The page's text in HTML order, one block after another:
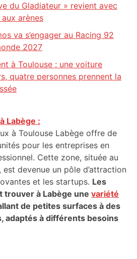
du Gladiateur » revient avec
arènes
va s’engager au Racing 92
2027
à Toulouse : une voiture
quatre personnes prennent la
Labège :
à Toulouse Labège offre de
pour les entreprises en
Cette zone, située au
devenue un pôle d’attraction
et les startups. Les
à Labège une variété
de petites surfaces à des
adaptés à différents besoins